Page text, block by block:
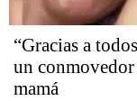
“Gracias a
un
mamá